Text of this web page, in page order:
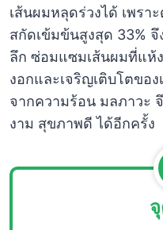
เส้นผมหลุดร่วงได้ เพร
สกัดเข้มข้นสูงสุด 33% จึ
ลึก ซ่อมแซมเส้นผมที่แห้ง
งอกและเจริญเติบโตขอ
จากความร้อน มลภาวะ
งาม สุขภาพดี ได้อีกครั้ง